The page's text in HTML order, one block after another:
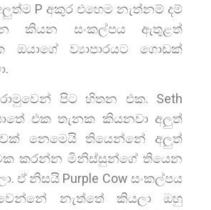
P අකුර එහෙම නැත්නම් දම්
කියන සංකල්පය ඇතුළත්
ව්‍යාපාරයට ගොඩක්
රාමුවෙන් පිට හිතන එක. Seth
එක තැනක කියනවා අලුත්
නෙමෙයි තියෙන්නේ අලුත්
කරන්න මිනිස්සුන්ගේ තියෙන
ඒ නිසයි Purple Cow සංකල්පය
නැත්තේ කියලා ඔහු